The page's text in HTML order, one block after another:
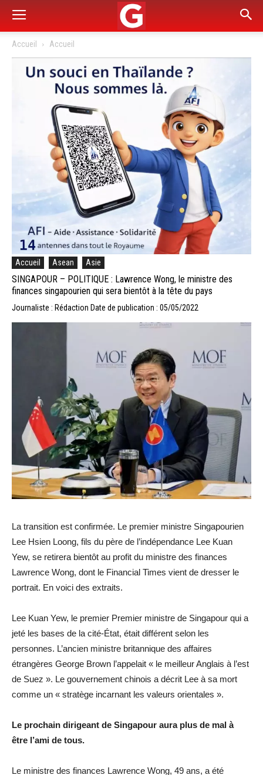
Accueil Accueil
Accueil Asean Asie
SINGAPOUR – POLITIQUE : Lawrence Wong, le ministre des
finances singapourien qui sera bientôt à la tête du pays
Journaliste : Rédaction Date de publication : 05/05/2022
La transition est confirmée. Le premier ministre Singapourien
Lee Hsien Loong, fils du père de l’indépendance Lee Kuan
Yew, se retirera bientôt au profit du ministre des finances
Lawrence Wong, dont le Financial Times vient de dresser le
portrait. En voici des extraits.
Lee Kuan Yew, le premier Premier ministre de Singapour qui a
jeté les bases de la cité-État, était différent selon les
personnes. L’ancien ministre britannique des affaires
étrangères George Brown l’appelait « le meilleur Anglais à l’est
de Suez ». Le gouvernement chinois a décrit Lee à sa mort
comme un « stratège incarnant les valeurs orientales ».
Le prochain dirigeant de Singapour aura plus de mal à
être l’ami de tous.
Le ministre des finances Lawrence Wong, 49 ans, a été